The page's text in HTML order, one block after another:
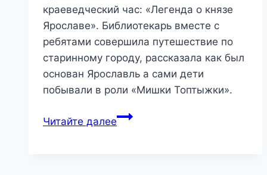
краеведческий час: «Легенда о князе
Ярославе». Библиотекарь вместе с
ребятами совершила путешествие по
старинному городу, рассказала как был
основан Ярославль а сами дети
побывали в роли «Мишки Топтыжки».
Читайте далее«Легенда